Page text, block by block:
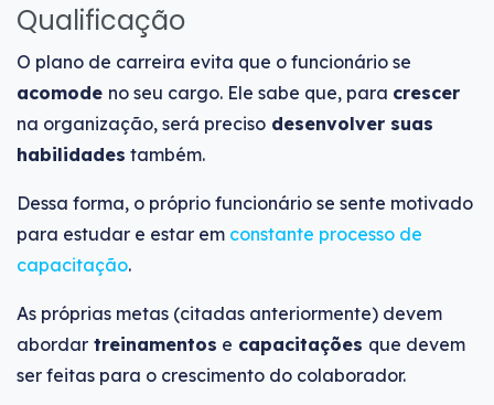
Qualificação
O plano de carreira evita que o funcionário se
acomode no seu cargo. Ele sabe que, para crescer
na organização, será preciso desenvolver suas
habilidades também.
Dessa forma, o próprio funcionário se sente motivado
para estudar e estar em constante processo de
capacitação.
As próprias metas (citadas anteriormente) devem
abordar treinamentos e capacitações que devem
ser feitas para o crescimento do colaborador.